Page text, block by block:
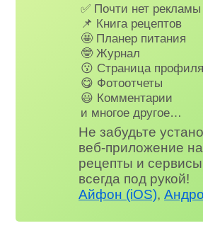
✅ Почти нет рекламы
📌 Книга рецептов
🤩 Планер питания
🤓 Журнал
😗 Страница профиля
😋 Фотоотчеты
😃 Комментарии
и многое другое…
Не забудьте
веб-приложение
рецепты и
всегда под рукой!
Айфон (iOS),